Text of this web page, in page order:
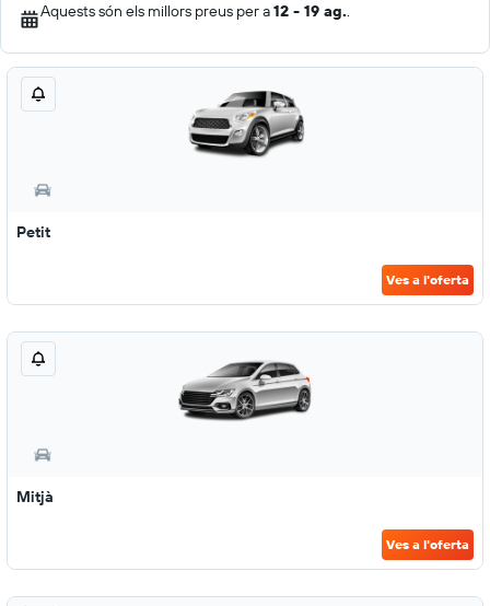
Aquests són els millors preus per a12 - 19 ag..
Petit
Ves a l'oferta
Mitjà
Ves a l'oferta